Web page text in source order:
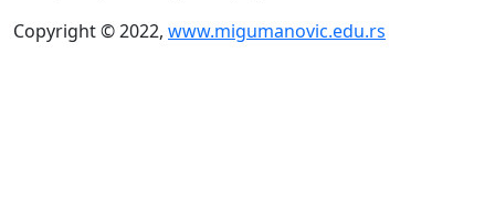
Copyright © 2022, www.migumanovic.edu.rs